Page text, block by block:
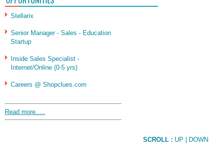
Stellarix
Senior Manager - Sales - Education
Startup
Inside Sales Specialist -
Internet/Online (0-5 yrs)
Careers @ Shopclues.com
Read more.....
SCROLL : UP | DOWN